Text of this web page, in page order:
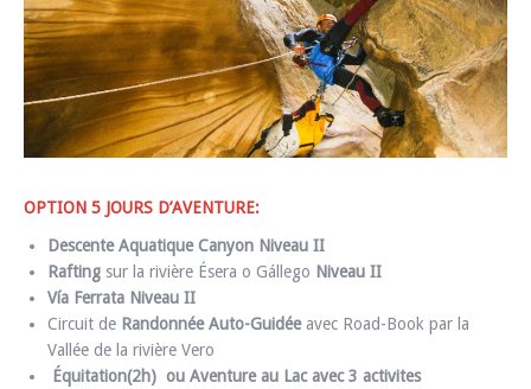
OPTION 5 JOURS D’AVENTURE:
Descente Aquatique Canyon Niveau II
Rafting sur la rivière Ésera o Gállego Niveau II
Vía Ferrata Niveau II
Circuit de Randonnée Auto-Guidéeavec Road-Book par la
Vallée de la rivière Vero
Équitation(2h) ou Aventure au Lac avec 3 activites